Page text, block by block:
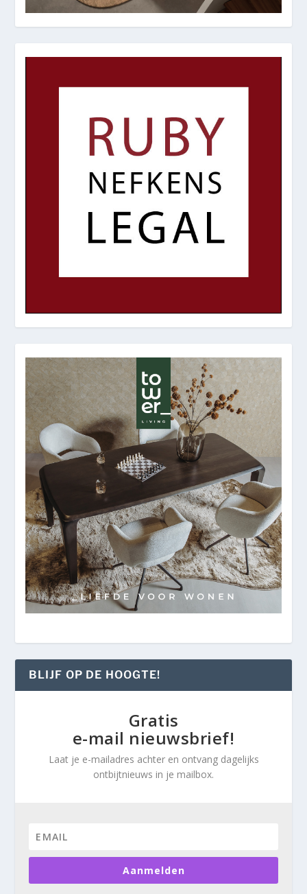
BLIJF OP DE HOOGTE!
Gratis
e-mail nieuwsbrief!
Laat je e-mailadres achter en ontvang dagelijks
ontbijtnieuws in je mailbox.
Aanmelden